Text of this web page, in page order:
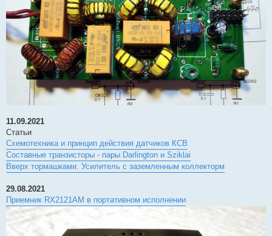
11.09.2021
Статьи
Схемотехника и принцип действия датчиков КСВ
Составные транзисторы - пары Darlington и Sziklai
Вверх тормашками. Усилитель с заземленным коллекторм
29.08.2021
Приемник RX2121AM в портативном исполнении